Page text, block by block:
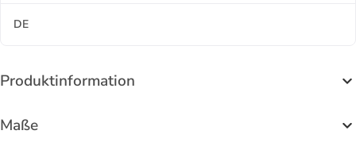
DE
Produktinformation
Maße